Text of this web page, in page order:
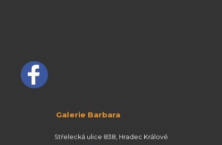
Galerie Barbara
Střelecká ulice 838, Hradec Králové